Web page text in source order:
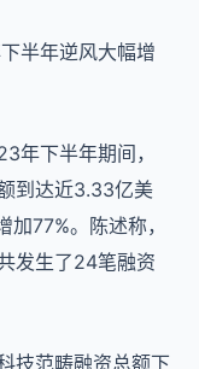
半年逆风大幅增
年下半年期间，
到达近3.33亿美
77%。陈述称，
发生了24笔融资
技范畴融资总额下